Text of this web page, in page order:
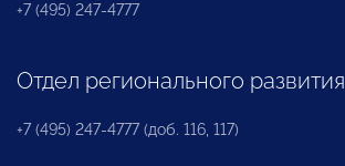
+7 (495) 247-4777
Отдел регионального развития
+7 (495) 247-4777 (доб. 116, 117)